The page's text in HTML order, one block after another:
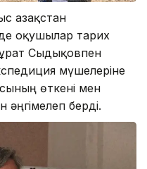
Қазақстан
оқушылар тарих
Сыдықовпен
мүшелеріне
өткені мен
әңгімелеп берді.